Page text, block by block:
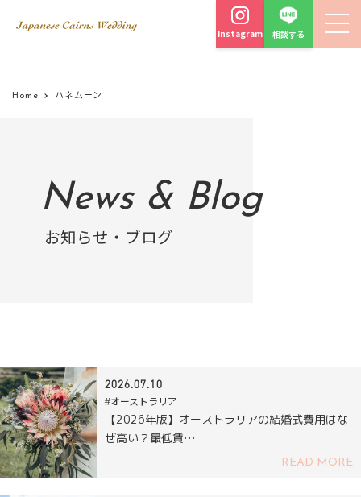
Instagram 相談する
Home ハネムーン
News & Blog
お知らせ・ブログ
2026.07.10
#オーストラリア
【2026年版】オーストラリアの結婚式費用はな
ぜ高い？最低賃…
READ MORE